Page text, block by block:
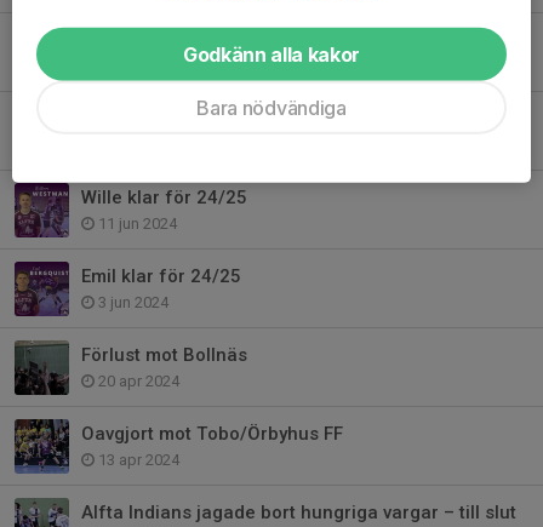
Johnny klar för 24/25
Wille klar för 24/25
11 jun 2024
Emil klar för 24/25
3 jun 2024
Förlust mot Bollnäs
20 apr 2024
Oavgjort mot Tobo/Örbyhus FF
13 apr 2024
Alfta Indians jagade bort hungriga vargar – till slut
Godkänn alla kakor
Bara nödvändiga